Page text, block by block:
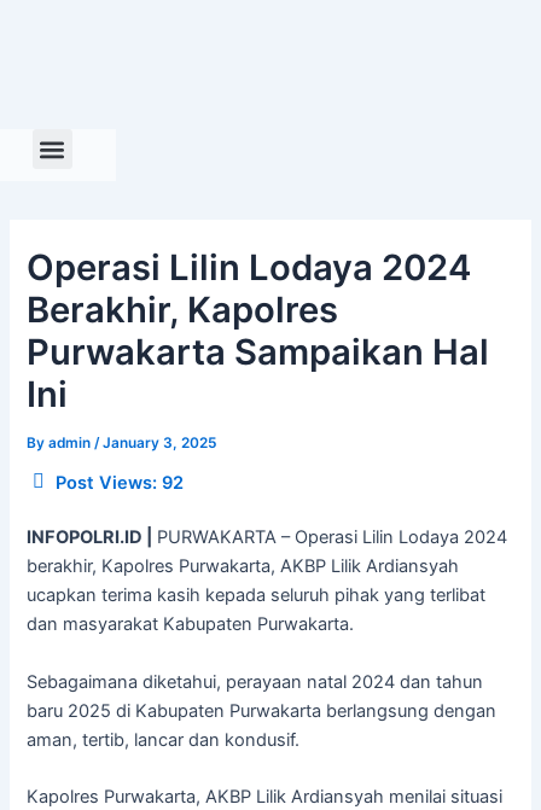
Operasi Lilin Lodaya 2024
Berakhir, Kapolres
Purwakarta Sampaikan Hal
Ini
Byadmin /January 3, 2025
Post Views: 92
INFOPOLRI.ID |
PURWAKARTA – Operasi Lilin Lodaya 2024
berakhir, Kapolres Purwakarta, AKBP Lilik Ardiansyah
ucapkan terima kasih kepada seluruh pihak yang terlibat
dan masyarakat Kabupaten Purwakarta.
Sebagaimana diketahui, perayaan natal 2024 dan tahun
baru 2025 di Kabupaten Purwakarta berlangsung dengan
aman, tertib, lancar dan kondusif.
Kapolres Purwakarta, AKBP Lilik Ardiansyah menilai situasi